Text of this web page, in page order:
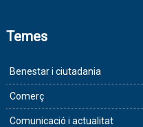
Temes
Benestar i ciutadania
Comerç
Comunicació i actualitat